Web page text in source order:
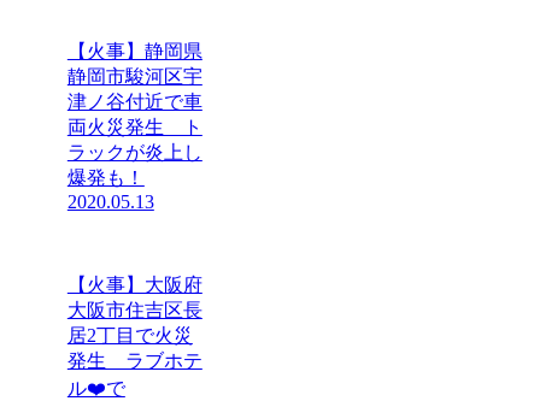
【火事】静岡県
静岡市駿河区宇
津ノ谷付近で車
両火災発生 ト
ラックが炎上し
爆発も！
2020.05.13
【火事】大阪府
大阪市住吉区長
居2丁目で火災
発生 ラブホテ
ル❤️で